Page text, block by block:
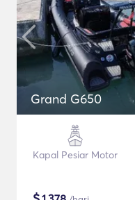
Grand G650
Kapal Pesiar Motor